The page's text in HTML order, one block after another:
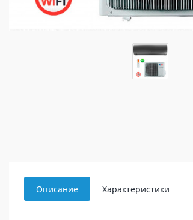
Описание Характеристики